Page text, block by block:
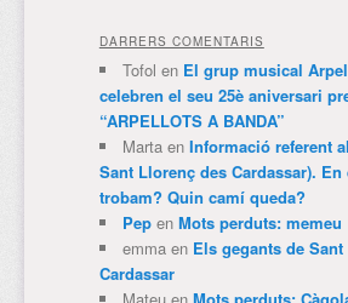
DARRERS COMENTARIS
Tofol en El grup musical
celebren el seu 25è aniversari
“ARPELLOTS A BANDA”
Martaen Informació referent
Sant Llorenç des Cardassar).
trobam? Quin camí queda?
Pepen Mots perduts: memeu
emmaen Els gegants de
Cardassar